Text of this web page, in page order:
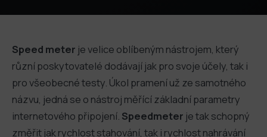
Speed meter je velice oblíbeným nástrojem, který
různí poskytovatelé dodávají jak pro svoje účely, tak i
pro všeobecné testy. Úkol pramení už ze samotného
názvu, jedná se o nástroj měřící základní parametry
internetového připojení. Speedmeter je tak schopný
změřit jak rychlost stahování, tak i rychlost nahrávání